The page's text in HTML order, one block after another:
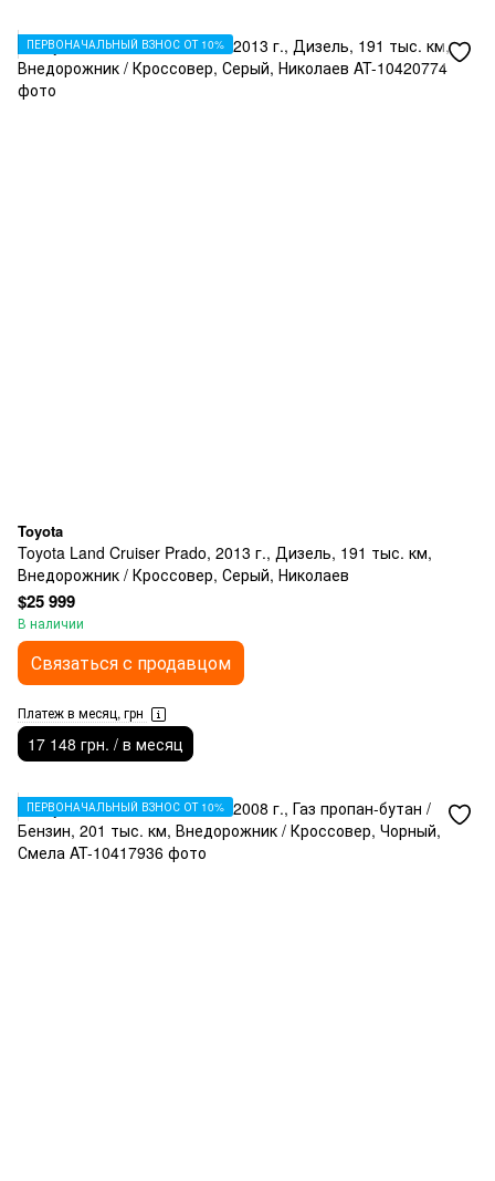
ПЕРВОНАЧАЛЬНЫЙ ВЗНОС ОТ 10%
Toyota
Toyota Land Cruiser Prado, 2013 г., Дизель, 191 тыс. км,
Внедорожник / Кроссовер, Серый, Николаев
$25 999
В наличии
Связаться с продавцом
Платеж в месяц, грн
17 148 грн. / в месяц
ПЕРВОНАЧАЛЬНЫЙ ВЗНОС ОТ 10%